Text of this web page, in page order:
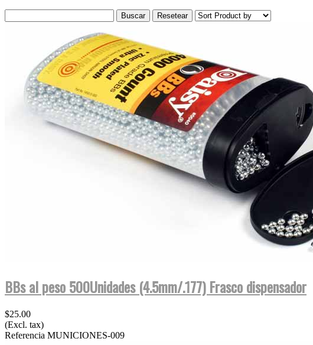
BBs al peso 500Unidades (4.5mm/.177) Frasco dispensador
$25.00
(Excl. tax)
Referencia MUNICIONES-009